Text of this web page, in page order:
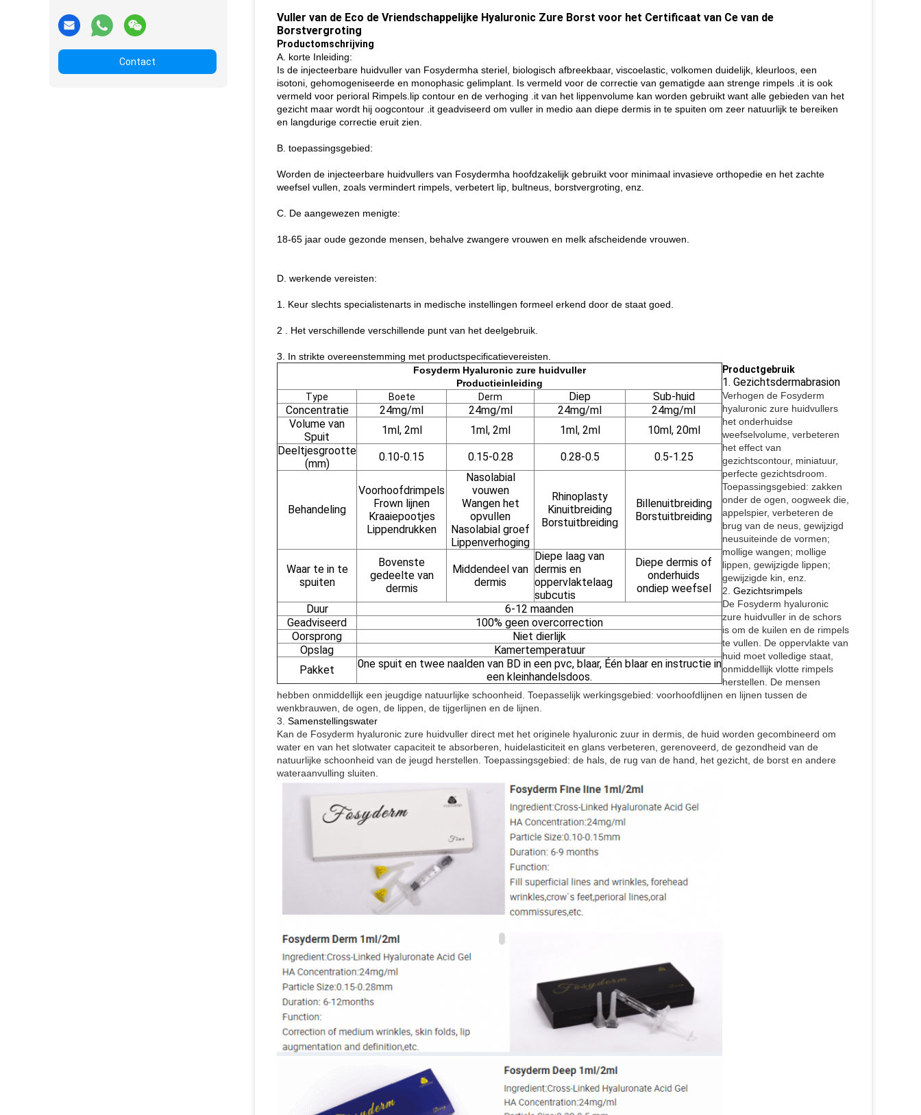
Contact
Vuller van de Eco de Vriendschappelijke Hyaluronic Zure Borst voor het Certificaat van Ce van de
Borstvergroting
Productomschrijving
A. korte Inleiding:
Is de injecteerbare huidvuller van Fosydermha steriel, biologisch afbreekbaar, viscoelastic, volkomen duidelijk, kleurloos, een
isotoni, gehomogeniseerde en monophasic gelimplant. Is vermeld voor de correctie van gematigde aan strenge rimpels .it is ook
vermeld voor perioral Rimpels.lip contour en de verhoging .it van het lippenvolume kan worden gebruikt want alle gebieden van het
gezicht maar wordt hij oogcontour .it geadviseerd om vuller in medio aan diepe dermis in te spuiten om zeer natuurlijk te bereiken
en langdurige correctie eruit zien.
B. toepassingsgebied:
Worden de injecteerbare huidvullers van Fosydermha hoofdzakelijk gebruikt voor minimaal invasieve orthopedie en het zachte
weefsel vullen, zoals vermindert rimpels, verbetert lip, bultneus, borstvergroting, enz.
C. De aangewezen menigte:
18-65 jaar oude gezonde mensen, behalve zwangere vrouwen en melk afscheidende vrouwen.
D. werkende vereisten:
1. Keur slechts specialistenarts in medische instellingen formeel erkend door de staat goed.
2 . Het verschillende verschillende punt van het deelgebruik.
3. In strikte overeenstemming met productspecificatievereisten.
Fosyderm Hyaluronic zure huidvuller
Productieinleiding
Type
Boete Derm Diep
Sub-huid
Concentratie
24mg/ml 24mg/ml 24mg/ml
24mg/ml
Volume van
Spuit
1ml, 2ml 1ml, 2ml 1ml, 2ml
10ml, 20ml
Deeltjesgrootte
(mm)
0.10-0.15 0.15-0.28 0.28-0.5 0.5-1.25
Behandeling
Voorhoofdrimpels
Frown lijnen
Kraaiepootjes
Lippendrukken
Nasolabial
vouwen
Wangen het
opvullen
Nasolabial groef
Lippenverhoging
Rhinoplasty
Kinuitbreiding
Borstuitbreiding
Billenuitbreiding
Borstuitbreiding
Waar te in te
spuiten
Bovenste
gedeelte van
dermis
Middendeel van
dermis
Diepe laag van
dermis en
oppervlaktelaag
subcutis
Diepe dermis of
onderhuids
ondiep weefsel
Duur
6-12 maanden
Geadviseerd
100% geen overcorrection
Oorsprong
Niet dierlijk
Opslag
Kamertemperatuur
Pakket
0ne spuit en twee naalden van BD in een pvc, blaar, Één blaar en instructie in
een kleinhandelsdoos.
Productgebruik
1. Gezichtsdermabrasion
Verhogen de Fosyderm
hyaluronic zure huidvullers
het onderhuidse
weefselvolume, verbeteren
het effect van
gezichtscontour, miniatuur,
perfecte gezichtsdroom.
Toepassingsgebied: zakken
onder de ogen, oogweek die,
appelspier, verbeteren de
brug van de neus, gewijzigd
neusuiteinde de vormen;
mollige wangen; mollige
lippen, gewijzigde lippen;
gewijzigde kin, enz.
2. Gezichtsrimpels
De Fosyderm hyaluronic
zure huidvuller in de schors
is om de kuilen en de rimpels
te vullen. De oppervlakte van
huid moet volledige staat,
onmiddellijk vlotte rimpels
herstellen. De mensen
hebben onmiddellijk een jeugdige natuurlijke schoonheid. Toepasselijk werkingsgebied: voorhoofdlijnen en lijnen tussen de
wenkbrauwen, de ogen, de lippen, de tijgerlijnen en de lijnen.
3. Samenstellingswater
Kan de Fosyderm hyaluronic zure huidvuller direct met het originele hyaluronic zuur in dermis, de huid worden gecombineerd om
water en van het slotwater capaciteit te absorberen, huidelasticiteit en glans verbeteren, gerenoveerd, de gezondheid van de
natuurlijke schoonheid van de jeugd herstellen. Toepassingsgebied: de hals, de rug van de hand, het gezicht, de borst en andere
wateraanvulling sluiten.